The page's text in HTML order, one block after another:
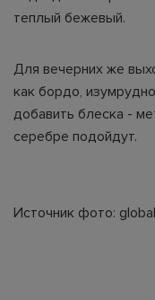
теплый бежевый.
Для вечерних же
как бордо,
добавить блеска -
серебре подойдут.
Источник фото: